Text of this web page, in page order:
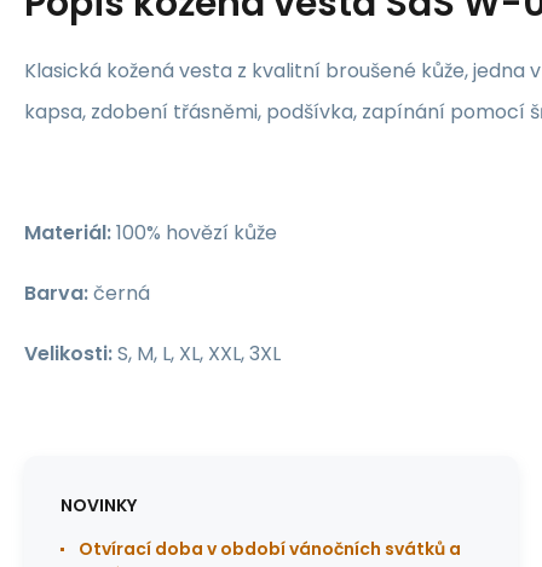
Klasická kožená vesta z kvalitní broušené kůže, jedna
kapsa, zdobení třásněmi, podšívka, zapínání pomocí
Materiál:100% hovězí kůže
Barva:černá
Velikosti:S, M, L, XL, XXL, 3XL
NOVINKY
Otvírací doba v období vánočních svátků a